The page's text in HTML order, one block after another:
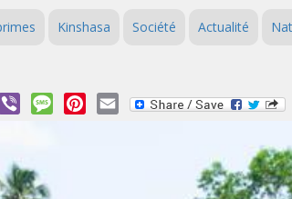
Kinshasa Société Actualité
Viber MessagePinterest
Email